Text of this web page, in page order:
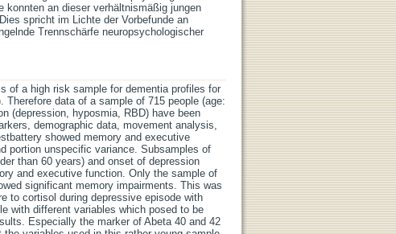
konnten an dieser verhältnismäßig jungen
spricht im Lichte der Vorbefunde an
Trennschärfe neuropsychologischer
of a high risk sample for dementia profiles for
data of a sample of 715 people (age:
(depression, hyposmia, RBD) have been
demographic data, movement analysis,
showed memory and executive
portion unspecific variance. Subsamples of
than 60 years) and onset of depression
and executive function. Only the sample of
significant memory impairments. This was
to cortisol during depressive episode with
with different variables which posed to be
Especially the marker of Abeta 40 and 42